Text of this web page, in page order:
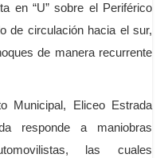
en “U” sobre el Periférico
de circulación hacia el sur,
de manera recurrente
Municipal, Eliceo Estrada
responde a maniobras
las cuales